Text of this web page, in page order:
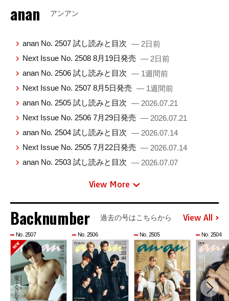
anan アンアン
anan No. 2507 試し読みと目次 — 2日前
Next Issue No. 2508 8月19日発売 — 2日前
anan No. 2506 試し読みと目次 — 1週間前
Next Issue No. 2507 8月5日発売 — 1週間前
anan No. 2505 試し読みと目次 — 2026.07.21
Next Issue No. 2506 7月29日発売 — 2026.07.21
anan No. 2504 試し読みと目次 — 2026.07.14
Next Issue No. 2505 7月22日発売 — 2026.07.14
anan No. 2503 試し読みと目次 — 2026.07.07
View More
Backnumber 過去の号はこちらから View All
No. 2507 No. 2506 No. 2505 No. 2504